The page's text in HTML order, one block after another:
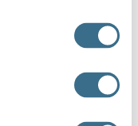
CAISSE
NATURE
HAUTEUR